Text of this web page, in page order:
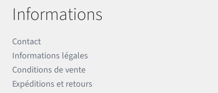
Informations
Contact
Informations légales
Conditions de vente
Expéditions et retours